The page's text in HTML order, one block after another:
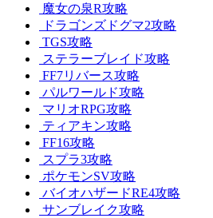
魔女の泉R攻略
ドラゴンズドグマ2攻略
TGS攻略
ステラーブレイド攻略
FF7リバース攻略
パルワールド攻略
マリオRPG攻略
ティアキン攻略
FF16攻略
スプラ3攻略
ポケモンSV攻略
バイオハザードRE4攻略
サンブレイク攻略